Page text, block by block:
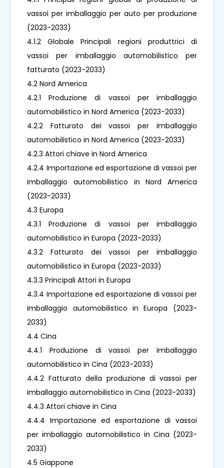
vassoi per imballaggio per auto per produzione
(2023-2033)
4.1.2 Globale Principali regioni produttrici di
vassoi per imballaggio automobilistico per
fatturato (2023-2033)
4.2 Nord America
4.2.1 Produzione di vassoi per imballaggio
automobilistico in Nord America (2023-2033)
4.2.2 Fatturato dei vassoi per imballaggio
automobilistico in Nord America (2023-2033)
4.2.3 Attori chiave in Nord America
4.2.4 Importazione ed esportazione di vassoi per
imballaggio automobilistico in Nord America
(2023-2033)
4.3 Europa
4.3.1 Produzione di vassoi per imballaggio
automobilistico in Europa (2023-2033)
4.3.2 Fatturato dei vassoi per imballaggio
automobilistico in Europa (2023-2033)
4.3.3 Principali Attori in Europa
4.3.4 Importazione ed esportazione di vassoi per
imballaggio automobilistico in Europa (2023-
2033)
4.4 Cina
4.4.1 Produzione di vassoi per imballaggio
automobilistico in Cina (2023-2033)
4.4.2 Fatturato della produzione di vassoi per
imballaggio automobilistico in Cina (2023-2033)
4.4.3 Attori chiave in Cina
4.4.4 Importazione ed esportazione di vassoi
per imballaggio automobilistico in Cina (2023-
2033)
4.5 Giappone